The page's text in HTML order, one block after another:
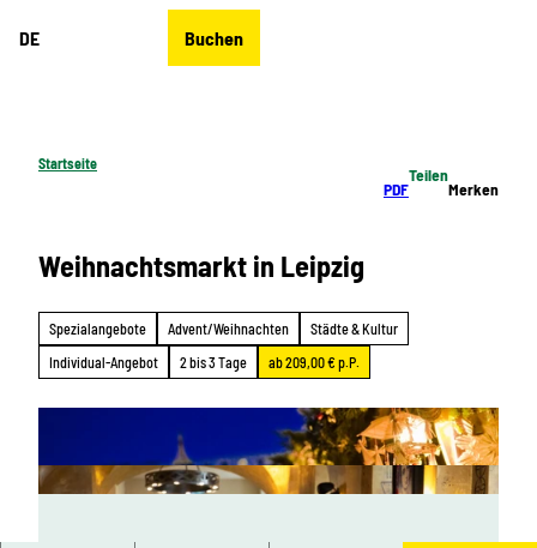
DE Buchen
Startseite
PDF
Teilen
Merken
Weihnachtsmarkt in Leipzig
Spezialangebote Advent/Weihnachten
Städte & Kultur
Individual-Angebot
2 bis 3 Tage ab 209,00 € p.P.